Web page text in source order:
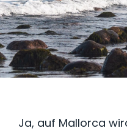
Ja, auf Mallorca